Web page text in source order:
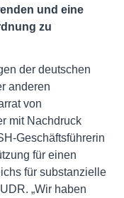
und eine
zu
der deutschen
anderen
von
mit Nachdruck
Geschäftsführerin
für einen
für substanzielle
„Wir haben